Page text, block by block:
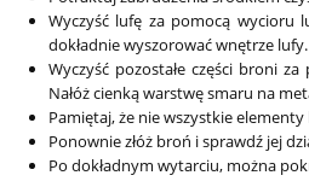
Wyczyść lufę za pomocą wycioru
dokładnie wyszorować wnętrze
Wyczyść pozostałe części broni
Nałóż cienką warstwę smaru na
Pamiętaj, że nie wszystkie
Ponownie złóż broń i sprawdź jej
Po dokładnym wytarciu, można